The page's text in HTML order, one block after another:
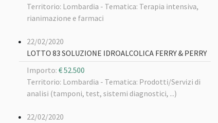
Territorio: Lombardia - Tematica: Terapia intensiva,
rianimazione e farmaci
22/02/2020
LOTTO 83 SOLUZIONE IDROALCOLICA FERRY & PERRY
Importo: € 52.500
Territorio: Lombardia - Tematica: Prodotti/Servizi di
analisi (tamponi, test, sistemi diagnostici, ...)
22/02/2020